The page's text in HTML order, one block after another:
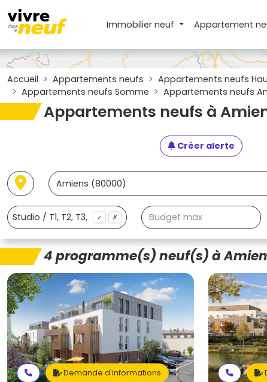
Immobilier neuf Appartement
Accueil Appartements neufs
Appartements neufs
Appartements neufs Somme
Appartements neufs
Appartements neufs à
Créer alerte
✓ ✗
4 programme(s) neuf(s) à
Demande d'informations